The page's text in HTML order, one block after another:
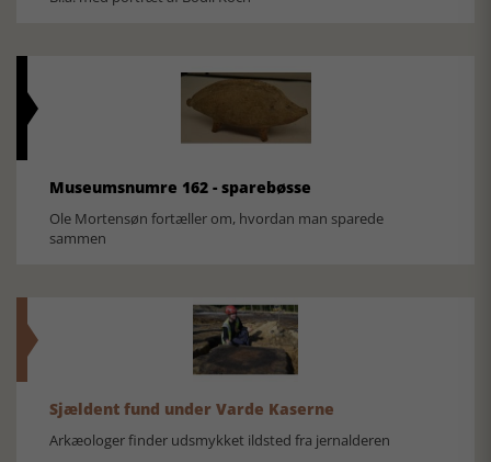
Museumsnumre 162 - sparebøsse
Ole Mortensøn fortæller om, hvordan man sparede
sammen
Sjældent fund under Varde Kaserne
Arkæologer finder udsmykket ildsted fra jernalderen